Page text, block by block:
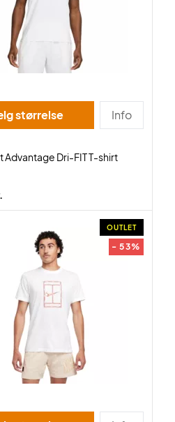
Vælg størrelse Info
Advantage Dri-FIT T-shirt
OUTLET
- 53%